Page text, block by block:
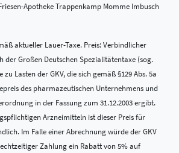
Apotheke Trappenkamp Momme Imbusch
aktueller Lauer-Taxe. Preis: Verbindlicher
der Großen Deutschen Spezialitätentaxe (sog.
zu Lasten der GKV, die sich gemäß §129 Abs. 5a
des pharmazeutischen Unternehmens und
in der Fassung zum 31.12.2003 ergibt.
Arzneimitteln ist dieser Preis für
Im Falle einer Abrechnung würde der GKV
Zahlung ein Rabatt von 5% auf